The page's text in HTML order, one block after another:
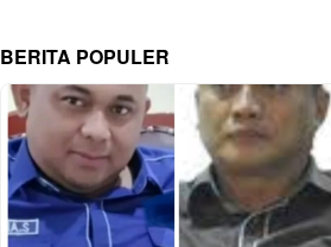
BERITA POPULER